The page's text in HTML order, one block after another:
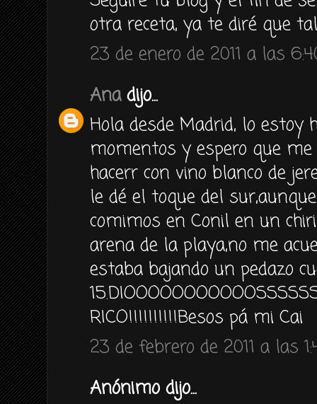
otra receta, ya te diré que
23 de enero de 2011 a las
Anadijo...
Hola desde Madrid, lo estoy
momentos y espero que
hacerr con vino blanco de
le dé el toque del
comimos en Conil en un
arena de la playa,no me
estaba bajando un pedazo
RICO!!!!!!!!!!Besos pá mi Cai
23 de febrero de 2011 a las
Anónimo dijo...